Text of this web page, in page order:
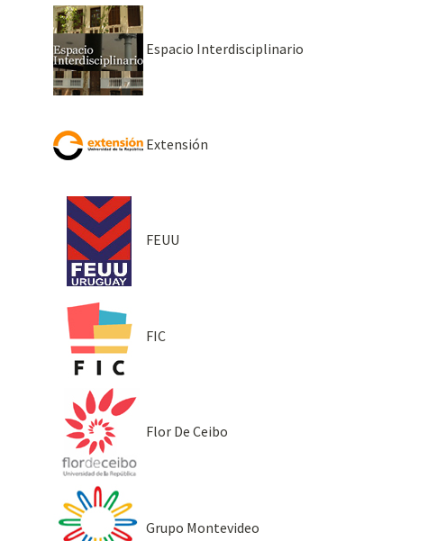
Espacio Interdisciplinario
Extensión
FEUU
FIC
Flor De Ceibo
Grupo Montevideo